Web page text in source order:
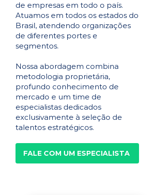
de empresas em todo o país.
Atuamos em todos os estados do
Brasil, atendendo organizações
de diferentes portes e
segmentos.
Nossa abordagem combina
metodologia proprietária,
profundo conhecimento de
mercado e um time de
especialistas dedicados
exclusivamente à seleção de
talentos estratégicos.
FALE COM UM ESPECIALISTA